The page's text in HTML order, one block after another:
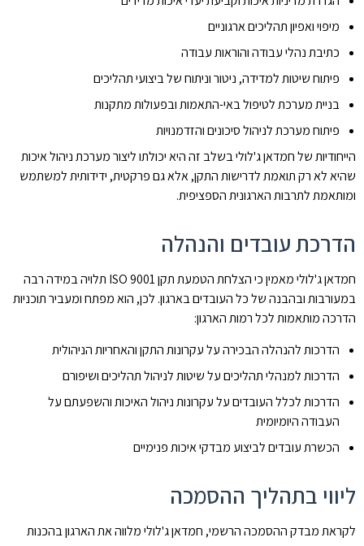
מיפוי ואפיון תהליכים ארגוניים
כתיבת נהלי עבודה והוראות עבודה
פיתוח שיטות למדידה, ניטור וניתוח של ביצועי תהליכים
בניית מערכת לטיפול באי-התאמות ובפעולות מתקנות
פיתוח מערכת לניהול סיכונים והזדמנויות
הייחודיות של חמדאן ג'לולי בשלב זה היא יכולתו ליצור מערכת ניהול איכות
שהיא לא רק תואמת לדרישות התקן, אלא גם פרקטית, ידידותית למשתמש
ומותאמת לתרבות הארגונית הספציפית.
הדרכת עובדים והנהלה
חמדאן ג'לולי מאמין כי הצלחת הטמעת תקן ISO 9001 תלויה במידה רבה
במעורבות ובהבנה של כל העובדים בארגון. לכן, הוא מפתח ומעביר תוכניות
הדרכה מותאמות לכל רמות הארגון:
הדרכות להנהלה הבכירה על עקרונות התקן והאחריות הניהולית
הדרכות למנהלי תהליכים על שיטות לניהול תהליכים ושיפורם
הדרכות לכלל העובדים על עקרונות ניהול האיכות והשפעתם על
העבודה היומיומית
הכשרת עובדים לביצוע מבדקי איכות פנימיים
ליווי בתהליך ההסמכה
לקראת מבדק ההסמכה הרשמי, חמדאן ג'לולי מלווה את הארגון בהכנות